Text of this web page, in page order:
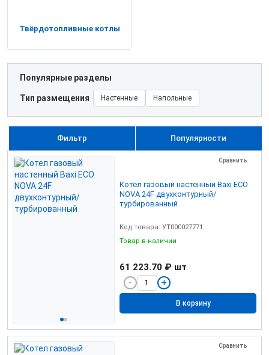
Твёрдотопливные котлы
Популярные разделы
Тип размещения Настенные Напольные
Популярности
Фильтр
Сравнить
Котел газовый настенный Baxi ЕСО
NOVA 24F двухконтурный/
турбированный
Код товара: УТ000027771
Товар в наличии
61 223.70 ₽ шт
В корзину
Сравнить